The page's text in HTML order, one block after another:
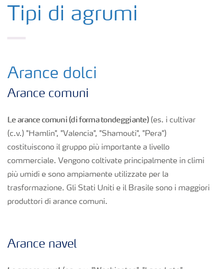
Colture
Fertirrigazione
NPK
NPK rivestiti
Concimi con inibitori
Tipi di agrumi
Arance dolci
Arance comuni
Le arance comuni (di forma tondeggiante)(es. i cultivar
(c.v.) "Hamlin", "Valencia", "Shamouti", "Pera")
costituiscono il gruppo più importante a livello
commerciale. Vengono coltivate principalmente in climi
più umidi e sono ampiamente utilizzate per la
trasformazione. Gli Stati Uniti e il Brasile sono i maggiori
produttori di arance comuni.
Arance navel